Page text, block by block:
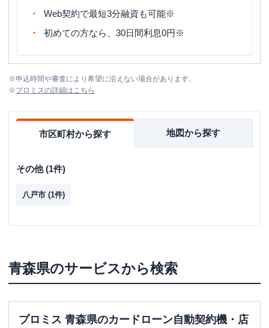
Web契約で最短3分融資も可能※
初めての方なら、30日間利息0円※
※申込時間や審査により希望に沿えない場合があります。
※プロミスの詳細はこちら
市区町村から探す 地図から探す
その他(1件)
八戸市 (1件)
青森県のサービスから検索
プロミス 青森県のカードローン自動契約機・店